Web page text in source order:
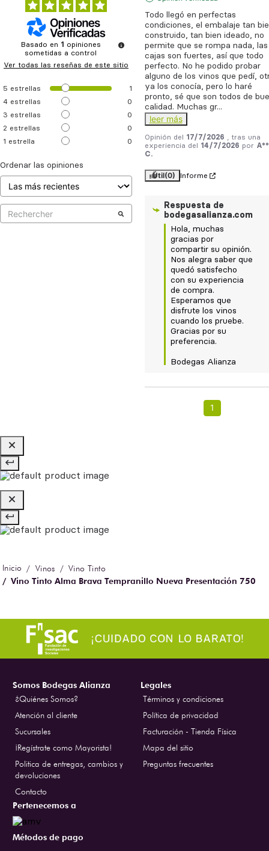
Basado en 1
opiniones
sometidas a control
Ver todas las reseñas de este sitio
5 estrellas
1
4 estrellas
0
3 estrellas
0
2 estrellas
0
1 estrella 0
Ordenar las opiniones
Todo llegó en perfectas
condiciones, el embalaje tan
construido, tan bien ideado, no
permite que se rompa nada, las
cajas son fuertes, así que todo
perfecto. No he podido probar
alguno de los vinos que pedí,
ya los conocía, pero lo haré
pronto, sé que son todos de
calidad. Muchas gr...
leer más
Opinión del 17/7/2026
, tras una
experiencia del
14/7/2026 por
C.
Útil(0) Informe
Respuesta de
bodegasalianza.com
Hola, muchas
gracias por
compartir su opinión.
Nos alegra saber que
quedó satisfecho
con su experiencia
de compra.
Esperamos que
disfrute los vinos
cuando los pruebe.
Gracias por su
preferencia.
Bodegas Alianza
1
Vinos
Vino Tinto
Vino Tinto Alma Brava Tempranillo Nueva Presentación 750
Somos Bodegas Alianza
¿Quiénes Somos?
Atención al cliente
Sucursales
¡Regístrate como Mayorista!
Politica de entregas, cambios y
devoluciones
Contacto
Legales
Términos y condiciones
Política de privacidad
Facturación - Tienda Física
Mapa del sitio
Preguntas frecuentes
Pertenecemos a
Métodos de pago